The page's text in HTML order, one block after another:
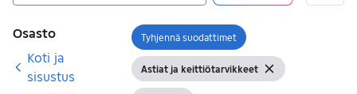
Suodattimet
Osasto
Koti ja
sisustus
Avaa suodatin
Tyhjennä suodattimet
Näytä suodattimet
Astiat ja keittiötarvikkeet Tyhjennä